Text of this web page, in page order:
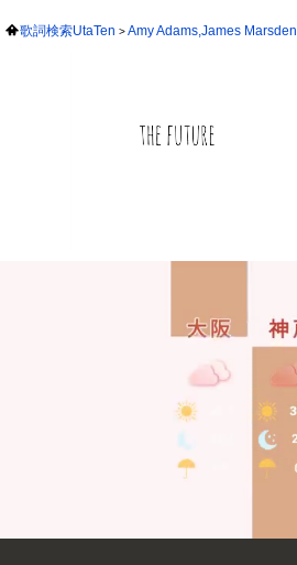
歌詞検索UtaTen Amy Adams,James Marsden